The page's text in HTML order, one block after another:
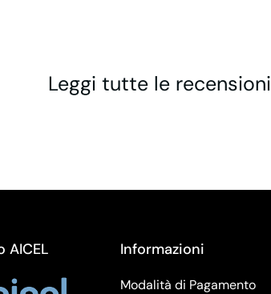
Leggi tutte le
AICEL Informazioni
Modalità di Pagamento